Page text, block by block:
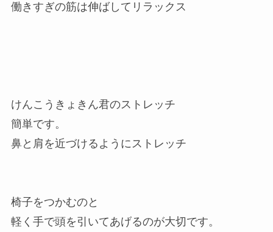
働きすぎの筋は伸ばしてリラックス
けんこうきょきん君のストレッチ
簡単です。
鼻と肩を近づけるようにストレッチ
椅子をつかむのと
軽く手で頭を引いてあげるのが大切です。